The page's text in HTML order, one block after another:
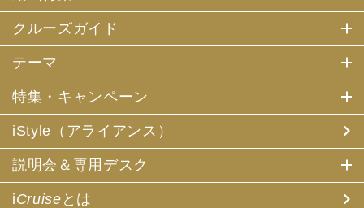
クルーズガイド
テーマ
特集・キャンペーン
iStyle（アライアンス）
説明会＆専用デスク
iCruise とは